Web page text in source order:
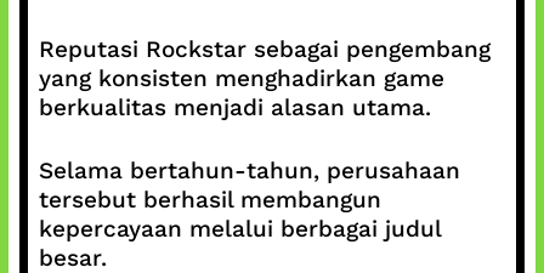
Reputasi Rockstar sebagai pengembang
yang konsisten menghadirkan game
berkualitas menjadi alasan utama.
Selama bertahun-tahun, perusahaan
tersebut berhasil membangun
kepercayaan melalui berbagai judul
besar.